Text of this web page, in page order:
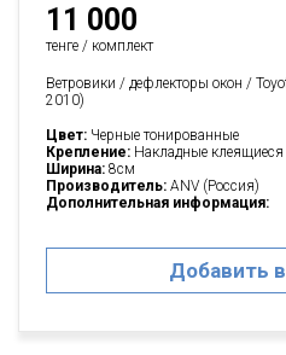
11 000
тенге / комплект
Ветровики / дефлекторы окон /
2010)
Цвет: Черные тонированные
Крепление: Накладные клеящиеся
Ширина: 8см
Производитель: ANV (Россия)
Дополнительная информация:
Добавить